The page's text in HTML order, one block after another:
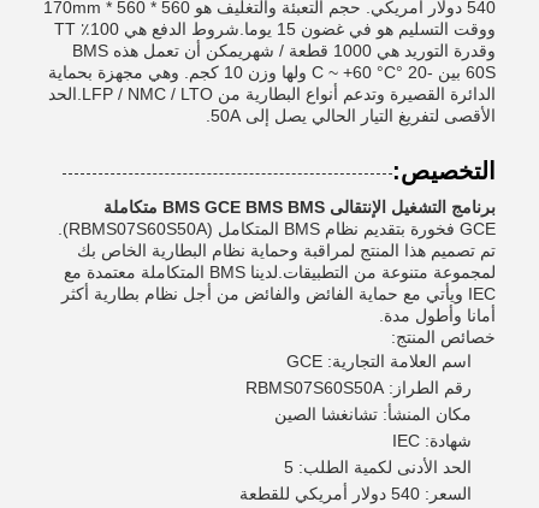
540 دولار أمريكي. حجم التعبئة والتغليف هو 560 * 560 * 170mm
ووقت التسليم هو في غضون 15 يوما.شروط الدفع هي 100٪ TT
وقدرة التوريد هي 1000 قطعة / شهريمكن أن تعمل هذه BMS
60S بين -20 °C ~ +60 °C ولها وزن 10 كجم. وهي مجهزة بحماية
الدائرة القصيرة وتدعم أنواع البطارية من LFP / NMC / LTO.الحد
الأقصى لتفريغ التيار الحالي يصل إلى 50A.
التخصيص:
برنامج التشغيل الإنتقالى BMS GCE BMS BMS متكاملة
GCE فخورة بتقديم نظام BMS المتكامل (RBMS07S60S50A).
تم تصميم هذا المنتج لمراقبة وحماية نظام البطارية الخاص بك
لمجموعة متنوعة من التطبيقات.لدينا BMS المتكاملة معتمدة مع
IEC ويأتي مع حماية الفائض والفائض من أجل نظام بطارية أكثر
أمانا وأطول مدة.
خصائص المنتج:
اسم العلامة التجارية: GCE
رقم الطراز: RBMS07S60S50A
مكان المنشأ: تشانغشا الصين
شهادة: IEC
الحد الأدنى لكمية الطلب: 5
السعر: 540 دولار أمريكي للقطعة